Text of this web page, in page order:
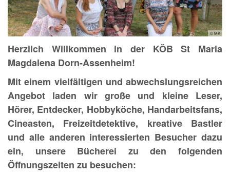
© MK
Herzlich Willkommen in der KÖB St Maria
Magdalena Dorn-Assenheim!
Mit einem vielfältigen und abwechslungsreichen
Angebot laden wir große und kleine Leser,
Hörer, Entdecker, Hobbyköche, Handarbeitsfans,
Cineasten, Freizeitdetektive, kreative Bastler
und alle anderen interessierten Besucher dazu
ein, unsere Bücherei zu den folgenden
Öffnungszeiten zu besuchen: